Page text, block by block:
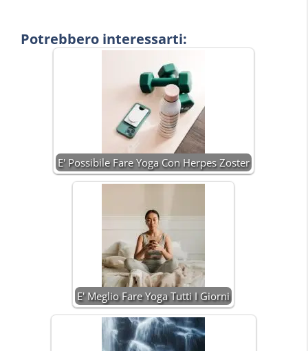
Potrebbero interessarti:
E' Possibile Fare Yoga Con Herpes Zoster
E' Meglio Fare Yoga Tutti I Giorni